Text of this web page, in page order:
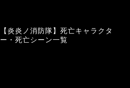
【炎炎ノ消防隊】死亡キャラクタ
ー・死亡シーン一覧